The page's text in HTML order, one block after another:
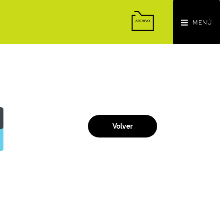
MENÚ
Volver